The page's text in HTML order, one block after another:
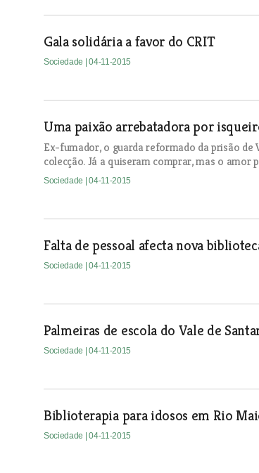
Gala solidária a favor do CRIT
Sociedade | 04-11-2015
Uma paixão arrebatadora por
Ex-fumador, o guarda reformado da prisão de
colecção. Já a quiseram comprar, mas o
Sociedade | 04-11-2015
Falta de pessoal afecta nova
Sociedade | 04-11-2015
Palmeiras de escola do Vale de
Sociedade | 04-11-2015
Biblioterapia para idosos em Rio
Sociedade | 04-11-2015